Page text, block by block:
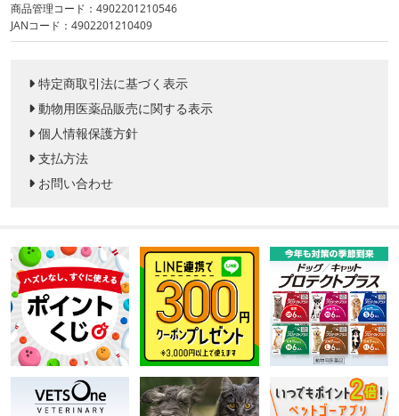
商品管理コード：4902201210546
JANコード：4902201210409
特定商取引法に基づく表示
動物用医薬品販売に関する表示
個人情報保護方針
支払方法
お問い合わせ